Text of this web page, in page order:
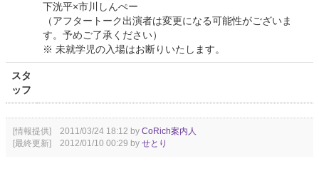
下洸平×市川しんぺー
（アフタートーク出演者は変更になる可能性がございま
す。予めご了承ください）
※ 未就学児の入場はお断りいたします。
スタ
ッフ
[情報提供] 2011/03/24 18:12 by CoRich案内人
[最終更新] 2012/01/10 00:29 by せとり